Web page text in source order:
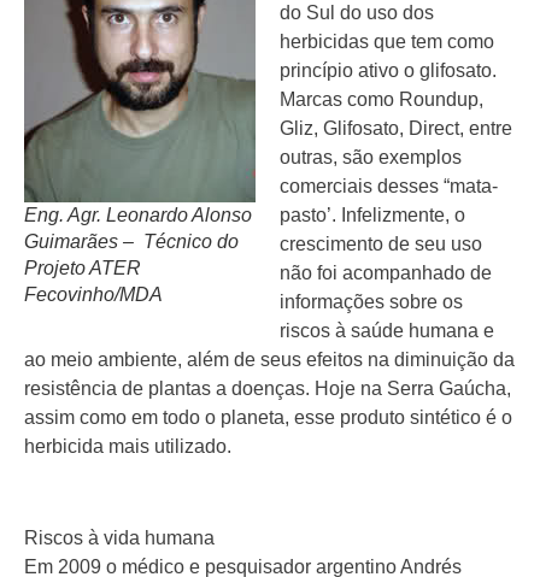
Eng. Agr. Leonardo Alonso
Guimarães – Técnico do
Projeto ATER
Fecovinho/MDA
do Sul do uso dos
herbicidas que tem como
princípio ativo o glifosato.
Marcas como Roundup,
Gliz, Glifosato, Direct, entre
outras, são exemplos
comerciais desses “mata-
pasto’. Infelizmente, o
crescimento de seu uso
não foi acompanhado de
informações sobre os
riscos à saúde humana e
ao meio ambiente, além de seus efeitos na diminuição da
resistência de plantas a doenças. Hoje na Serra Gaúcha,
assim como em todo o planeta, esse produto sintético é o
herbicida mais utilizado.
Riscos à vida humana
Em 2009 o médico e pesquisador argentino Andrés